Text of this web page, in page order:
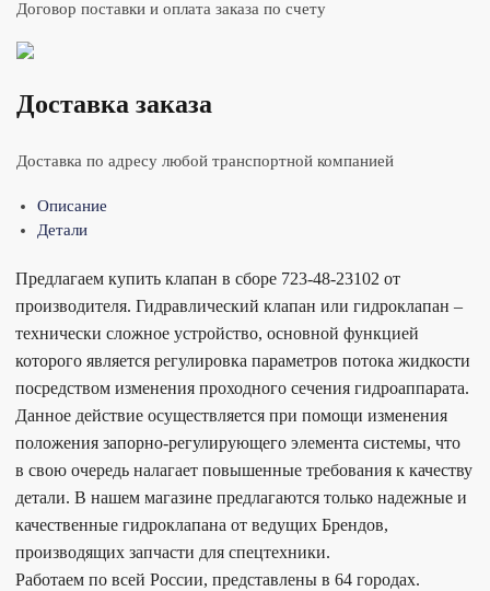
Договор поставки и оплата заказа по счету
Доставка заказа
Доставка по адресу любой транспортной компанией
Описание
Детали
Предлагаем купить клапан в сборе 723-48-23102 от
производителя. Гидравлический клапан или гидроклапан –
технически сложное устройство, основной функцией
которого является регулировка параметров потока жидкости
посредством изменения проходного сечения гидроаппарата.
Данное действие осуществляется при помощи изменения
положения запорно-регулирующего элемента системы, что
в свою очередь налагает повышенные требования к качеству
детали. В нашем магазине предлагаются только надежные и
качественные гидроклапана от ведущих Брендов,
производящих запчасти для спецтехники.
Работаем по всей России, представлены в 64 городах.